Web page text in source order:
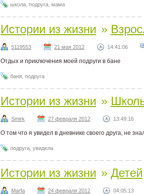
школа подруга мама
Истории из жизни »
5119553 21 мая 2012 14:41:06
Отдых и приключения моей подруги в бане
баня подруга
Истории из жизни »
Smirk 27 февраля 2012 13:49:16
О том что я увидел в дневнике своего друга, не
подруга увидела
Истории из жизни » Детей
Marfa 24 февраля 2012 04:05:13